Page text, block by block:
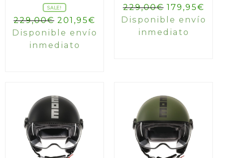
SALE!
229,00€ El
precio
original
201,95€
precio
Disponible envío
inmediato
229,00€ El
precio
original
179,95€
Disponible envío
inmediato